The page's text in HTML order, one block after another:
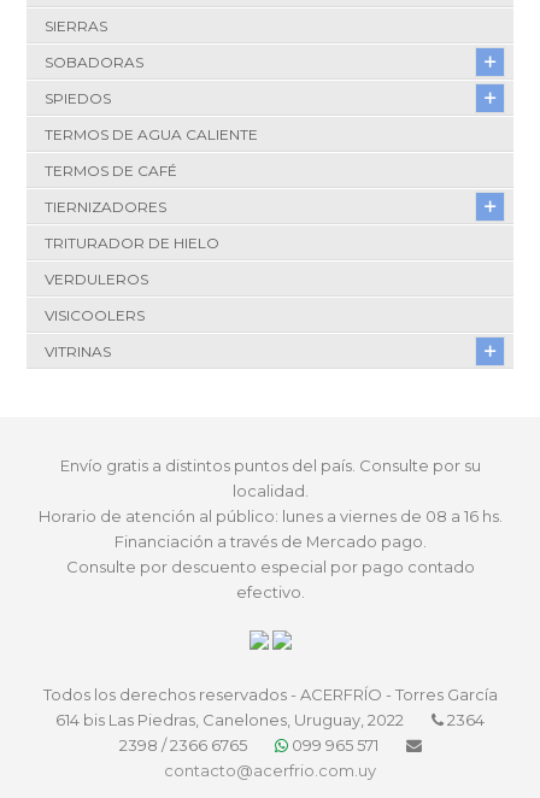
SIERRAS
SOBADORAS
SPIEDOS
TERMOS DE AGUA CALIENTE
TERMOS DE CAFÉ
TIERNIZADORES
TRITURADOR DE HIELO
VERDULEROS
VISICOOLERS
VITRINAS
Envío gratis a distintos puntos del país. Consulte por su
localidad.
Horario de atención al público: lunes a viernes de 08 a 16 hs.
Financiación a través de Mercado pago.
Consulte por descuento especial por pago contado
efectivo.
Todos los derechos reservados - ACERFRÍO - Torres García
614 bis Las Piedras, Canelones, Uruguay, 2022
2364
2398 / 2366 6765
099 965 571
contacto@acerfrio.com.uy